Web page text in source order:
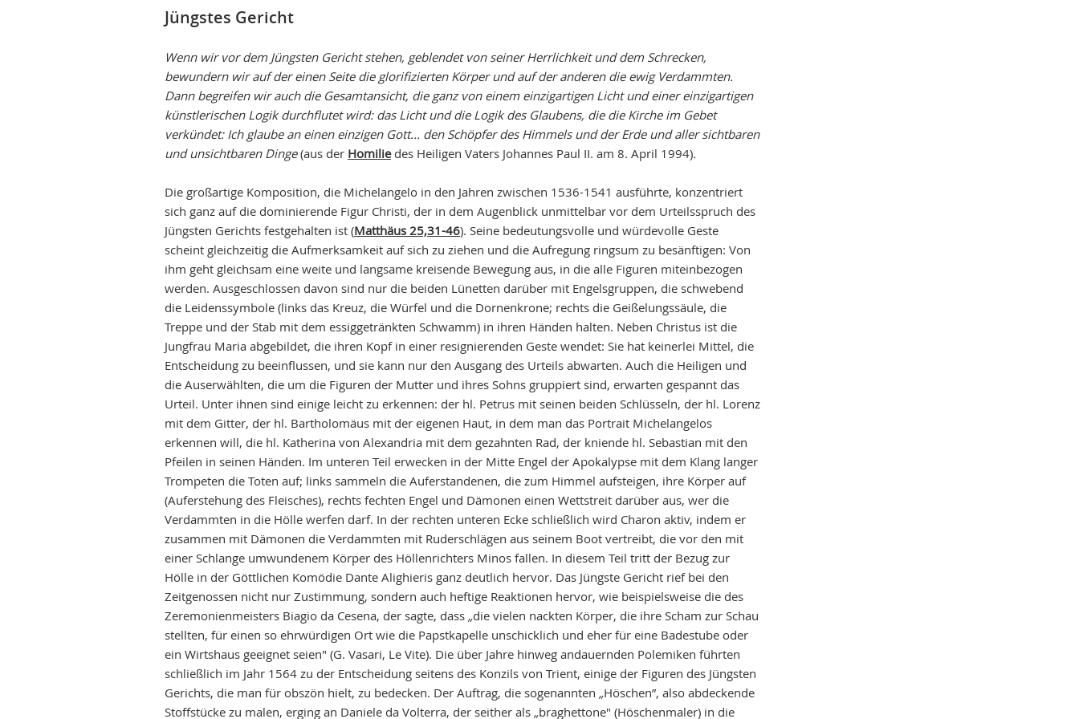
Jüngstes Gericht
Wenn wir vor dem Jüngsten Gericht stehen, geblendet von seiner Herrlichkeit und dem Schrecken,
bewundern wir auf der einen Seite die glorifizierten Körper und auf der anderen die ewig Verdammten.
Dann begreifen wir auch die Gesamtansicht, die ganz von einem einzigartigen Licht und einer einzigartigen
künstlerischen Logik durchflutet wird: das Licht und die Logik des Glaubens, die die Kirche im Gebet
verkündet: Ich glaube an einen einzigen Gott... den Schöpfer des Himmels und der Erde und aller sichtbaren
und unsichtbaren Dinge(aus der Homiliedes Heiligen Vaters Johannes Paul II. am 8. April 1994).
Die großartige Komposition, die Michelangelo in den Jahren zwischen 1536-1541 ausführte, konzentriert
sich ganz auf die dominierende Figur Christi, der in dem Augenblick unmittelbar vor dem Urteilsspruch des
Jüngsten Gerichts festgehalten ist (Matthäus 25,31-46). Seine bedeutungsvolle und würdevolle Geste
scheint gleichzeitig die Aufmerksamkeit auf sich zu ziehen und die Aufregung ringsum zu besänftigen: Von
ihm geht gleichsam eine weite und langsame kreisende Bewegung aus, in die alle Figuren miteinbezogen
werden. Ausgeschlossen davon sind nur die beiden Lünetten darüber mit Engelsgruppen, die schwebend
die Leidenssymbole (links das Kreuz, die Würfel und die Dornenkrone; rechts die Geißelungssäule, die
Treppe und der Stab mit dem essiggetränkten Schwamm) in ihren Händen halten. Neben Christus ist die
Jungfrau Maria abgebildet, die ihren Kopf in einer resignierenden Geste wendet: Sie hat keinerlei Mittel, die
Entscheidung zu beeinflussen, und sie kann nur den Ausgang des Urteils abwarten. Auch die Heiligen und
die Auserwählten, die um die Figuren der Mutter und ihres Sohns gruppiert sind, erwarten gespannt das
Urteil. Unter ihnen sind einige leicht zu erkennen: der hl. Petrus mit seinen beiden Schlüsseln, der hl. Lorenz
mit dem Gitter, der hl. Bartholomäus mit der eigenen Haut, in dem man das Portrait Michelangelos
erkennen will, die hl. Katherina von Alexandria mit dem gezahnten Rad, der kniende hl. Sebastian mit den
Pfeilen in seinen Händen. Im unteren Teil erwecken in der Mitte Engel der Apokalypse mit dem Klang langer
Trompeten die Toten auf; links sammeln die Auferstandenen, die zum Himmel aufsteigen, ihre Körper auf
(Auferstehung des Fleisches), rechts fechten Engel und Dämonen einen Wettstreit darüber aus, wer die
Verdammten in die Hölle werfen darf. In der rechten unteren Ecke schließlich wird Charon aktiv, indem er
zusammen mit Dämonen die Verdammten mit Ruderschlägen aus seinem Boot vertreibt, die vor den mit
einer Schlange umwundenem Körper des Höllenrichters Minos fallen. In diesem Teil tritt der Bezug zur
Hölle in der Göttlichen Komödie Dante Alighieris ganz deutlich hervor. Das Jüngste Gericht rief bei den
Zeitgenossen nicht nur Zustimmung, sondern auch heftige Reaktionen hervor, wie beispielsweise die des
Zeremonienmeisters Biagio da Cesena, der sagte, dass „die vielen nackten Körper, die ihre Scham zur Schau
stellten, für einen so ehrwürdigen Ort wie die Papstkapelle unschicklich und eher für eine Badestube oder
ein Wirtshaus geeignet seien" (G. Vasari, Le Vite). Die über Jahre hinweg andauernden Polemiken führten
schließlich im Jahr 1564 zu der Entscheidung seitens des Konzils von Trient, einige der Figuren des Jüngsten
Gerichts, die man für obszön hielt, zu bedecken. Der Auftrag, die sogenannten „Höschen”, also abdeckende
Stoffstücke zu malen, erging an Daniele da Volterra, der seither als „braghettone" (Höschenmaler) in die